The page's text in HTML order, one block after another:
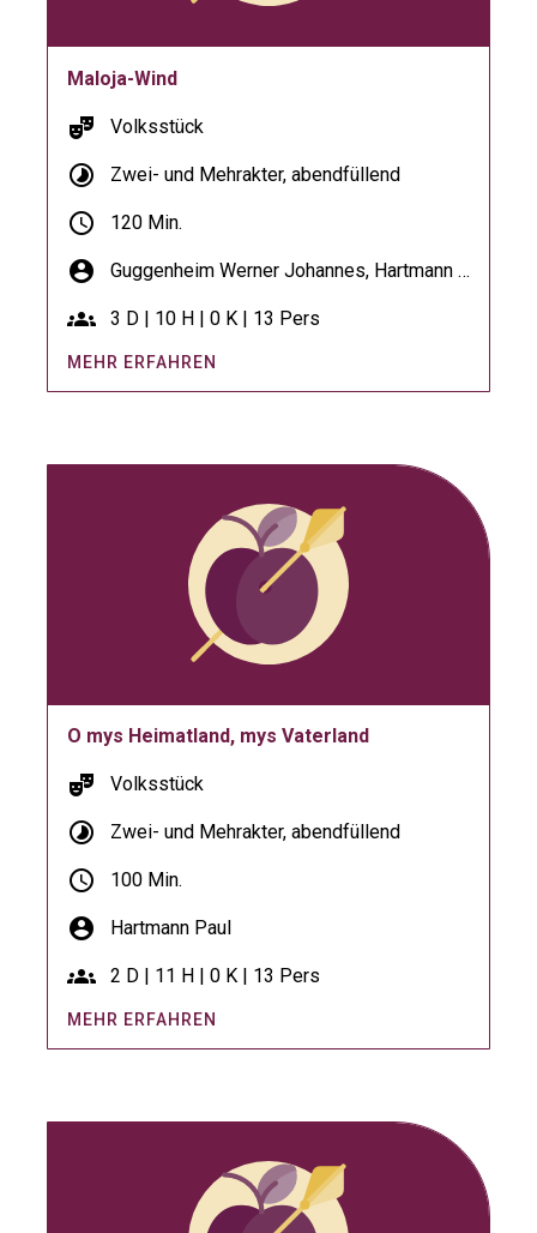
Maloja-Wind
theater_comedy Volksstück
timelapse Zwei- und Mehrakter, abendfüllend
schedule 120 Min.
account_circle Guggenheim Werner Johannes,Hartmann Paul
groups 3 D | 10 H | 0 K | 13 Pers
MEHR ERFAHREN
O mys Heimatland, mys Vaterland
theater_comedy Volksstück
timelapse Zwei- und Mehrakter, abendfüllend
schedule 100 Min.
account_circle Hartmann Paul
groups 2 D | 11 H | 0 K | 13 Pers
MEHR ERFAHREN